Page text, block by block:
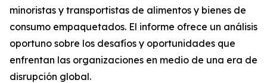
minoristas y transportistas de alimentos y bienes de
consumo empaquetados. El informe ofrece un análisis
oportuno sobre los desafíos y oportunidades que
enfrentan las organizaciones en medio de una era de
disrupción global.